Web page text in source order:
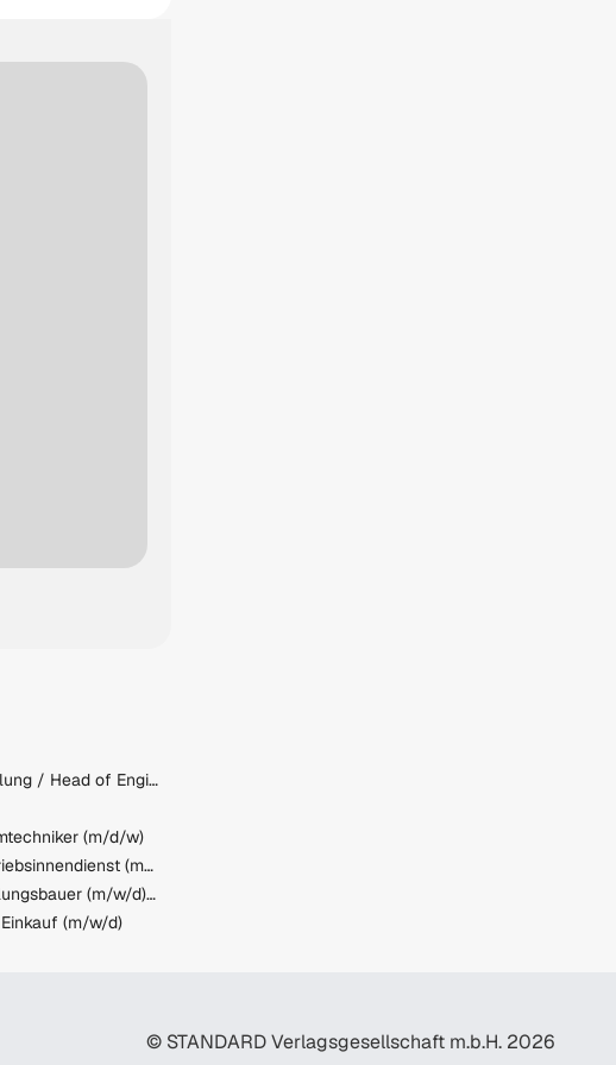
Leitung Entwicklung / Head of Engineering (m/w)
(m/d/w)
Mitarbeiter Vertriebsinnendienst (m/w/d)
Schaler / Schalungsbauer (m/w/d) in Lienz -- Top-Verdienst inkl. kostenloser Unterkunft!
(m/w/d)
© STANDARD Verlagsgesellschaft m.b.H. 2026